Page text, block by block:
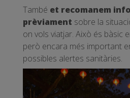
També et recomanem
prèviament sobre la
on vols viatjar. Això és bàsic
però encara més important
possibles alertes sanitàries.